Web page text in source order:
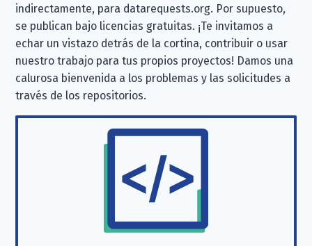
indirectamente, para datarequests.org. Por supuesto,
se publican bajo licencias gratuitas. ¡Te invitamos a
echar un vistazo detrás de la cortina, contribuir o usar
nuestro trabajo para tus propios proyectos! Damos una
calurosa bienvenida a los problemas y las solicitudes a
través de los repositorios.